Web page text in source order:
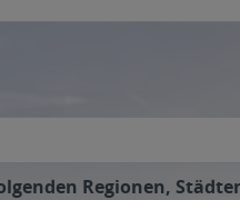
Regionen,